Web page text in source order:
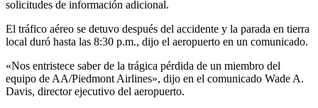
solicitudes de información adicional.
El tráfico aéreo se detuvo después del accidente y la parada en tierra
local duró hasta las 8:30 p.m., dijo el aeropuerto en un comunicado.
«Nos entristece saber de la trágica pérdida de un miembro del
equipo de AA/Piedmont Airlines», dijo en el comunicado Wade A.
Davis, director ejecutivo del aeropuerto.